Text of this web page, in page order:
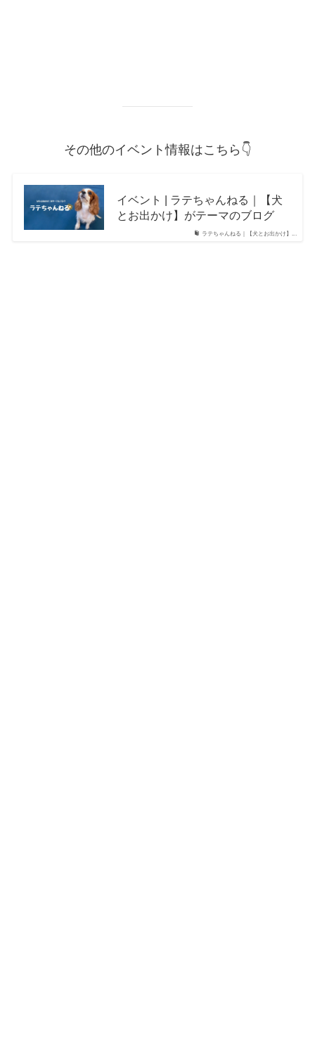
その他のイベント情報はこちら👇
ラテちゃんねる｜【犬とお出かけ】...
イベント | ラテちゃんねる｜【犬
とお出かけ】がテーマのブログ